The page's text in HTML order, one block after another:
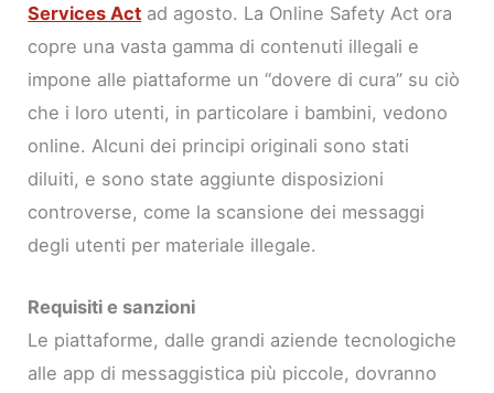
Services Act ad agosto. La Online Safety Act ora
copre una vasta gamma di contenuti illegali e
impone alle piattaforme un “dovere di cura” su ciò
che i loro utenti, in particolare i bambini, vedono
online. Alcuni dei principi originali sono stati
diluiti, e sono state aggiunte disposizioni
controverse, come la scansione dei messaggi
degli utenti per materiale illegale.
Requisiti e sanzioni
Le piattaforme, dalle grandi aziende tecnologiche
alle app di messaggistica più piccole, dovranno